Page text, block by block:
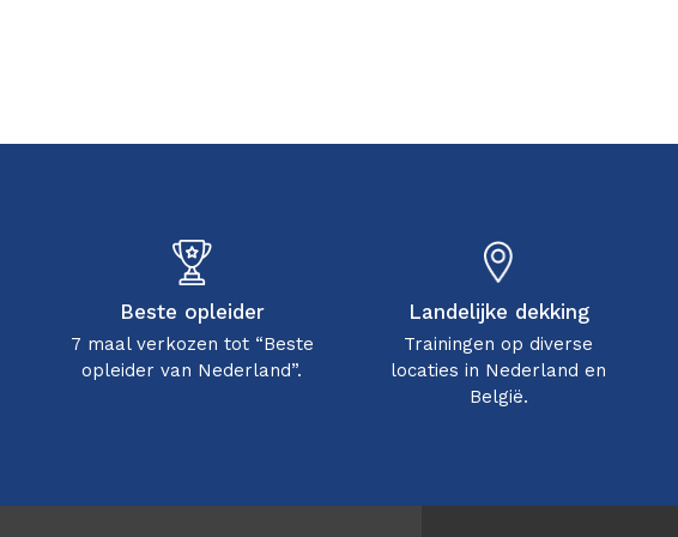
Beste opleider
7 maal verkozen tot “Beste
opleider van Nederland”.
Landelijke dekking
Trainingen op diverse
locaties in Nederland en
België.